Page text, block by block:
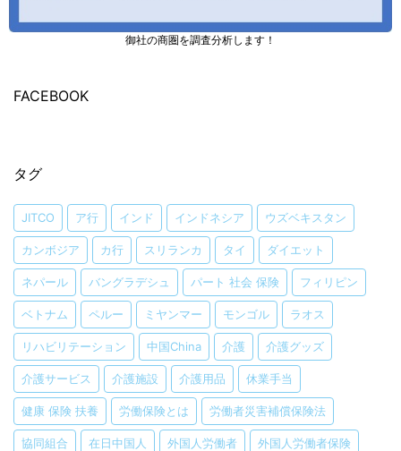
御社の商圏を調査分析します！
FACEBOOK
タグ
JITCO ア行 インド インドネシア ウズベキスタン
カンボジア カ行 スリランカ タイ ダイエット
ネパール バングラデシュ パート 社会 保険 フィリピン
ベトナム ペルー ミヤンマー モンゴル ラオス
リハビリテーション 中国China 介護 介護グッズ
介護サービス 介護施設 介護用品 休業手当
健康 保険 扶養 労働保険とは 労働者災害補償保険法
協同組合 在日中国人 外国人労働者 外国人労働者保険